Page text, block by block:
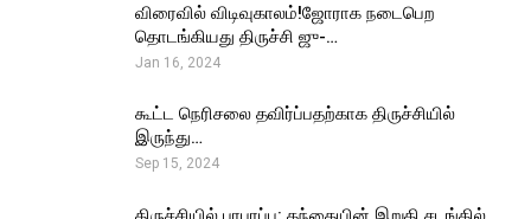
விரைவில் விடிவுகாலம்!ஜோராக நடைபெற
தொடங்கியது திருச்சி ஜு-…
Jan 16, 2024
கூட்ட நெரிசலை தவிர்ப்பதற்காக திருச்சியில்
இருந்து…
Sep 15, 2024